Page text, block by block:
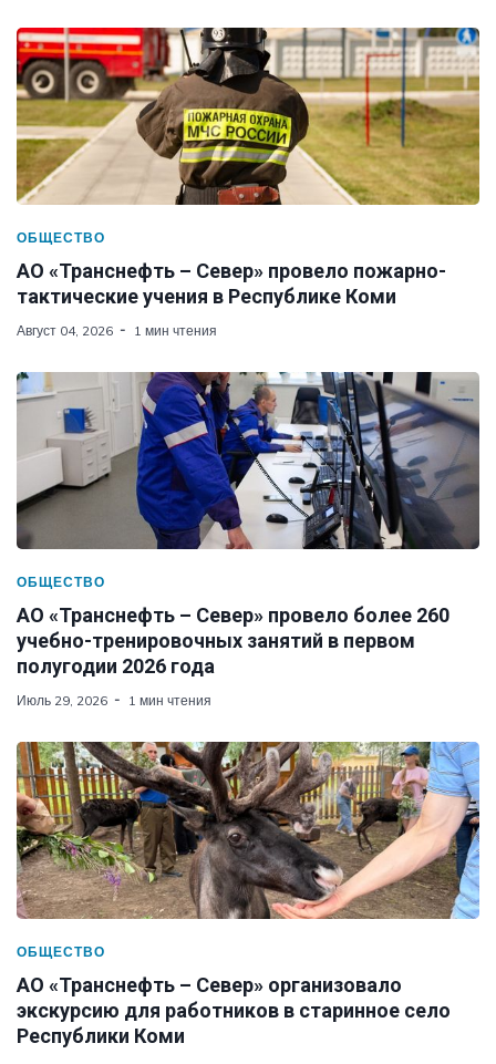
ОБЩЕСТВО
АО «Транснефть – Север» провело пожарно-
тактические учения в Республике Коми
Август 04, 2026 1 мин чтения
ОБЩЕСТВО
АО «Транснефть – Север» провело более 260
учебно-тренировочных занятий в первом
полугодии 2026 года
Июль 29, 2026 1 мин чтения
ОБЩЕСТВО
АО «Транснефть – Север» организовало
экскурсию для работников в старинное село
Республики Коми